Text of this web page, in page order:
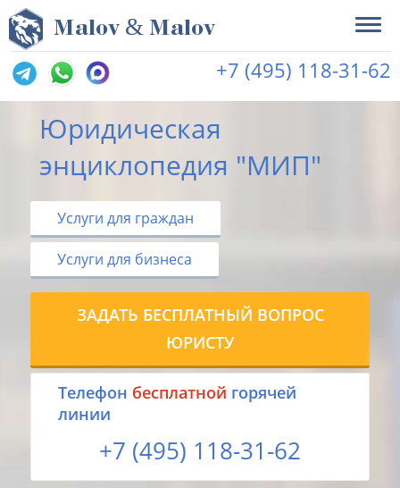
Malov & Malov
+7 (495) 118-31-62
Юридическая
энциклопедия "МИП"
Услуги для граждан
Услуги для бизнеса
ЗАДАТЬ БЕСПЛАТНЫЙ ВОПРОС
ЮРИСТУ
Tелефон бесплатной горячей
линии
+7 (495) 118-31-62